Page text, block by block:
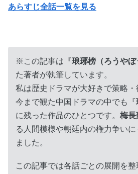
あらすじ全話一覧を見る
※この記事は『琅琊榜（ろうやぼ
た著者が執筆しています。
私は歴史ドラマが大好きで策略・
今まで観た中国ドラマの中でも『
に残った作品のひとつです。 梅長
る人間模様や朝廷内の権力争い
ました。
この記事では各話ごとの展開を